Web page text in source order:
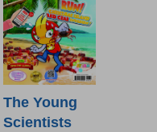
The Young
Scientists